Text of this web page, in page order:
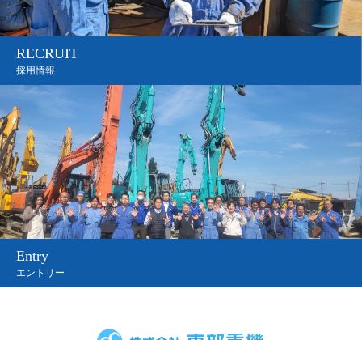
RECRUIT
採用情報
Entry
エントリー